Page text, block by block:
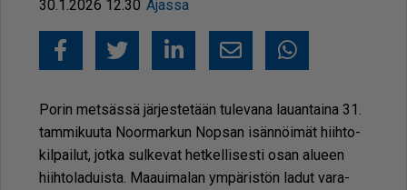
30.1.2026 12.30 Ajassa
FacebookTwitter
LinkedIn
SähköpostiWhatsapp
Po­rin met­säs­sä jär­jes­te­tään tu­le­va­na lau­an­tai­na 31.
tam­mi­kuu­ta Noor­mar­kun Nop­san isän­nöi­mät hiih­to­
kil­pai­lut, jot­ka sul­ke­vat het­kel­li­ses­ti osan alu­een
hiih­to­la­duis­ta. Maa­ui­ma­lan ym­pä­ris­tön la­dut va­ra­